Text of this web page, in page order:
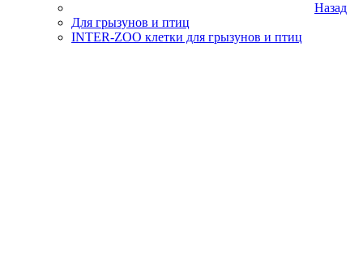
Назад
Для грызунов и птиц
INTER-ZOO клетки для грызунов и птиц